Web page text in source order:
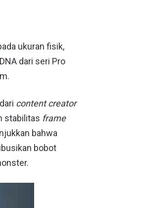
ukuran fisik,
dari seri Pro
content creator
stabilitas frame
bahwa
bobot